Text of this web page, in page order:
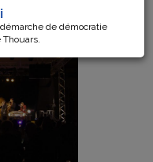
de démocratie
Thouars.